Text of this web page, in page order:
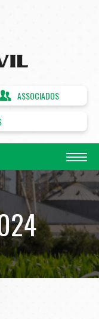
ASSOCIADOS